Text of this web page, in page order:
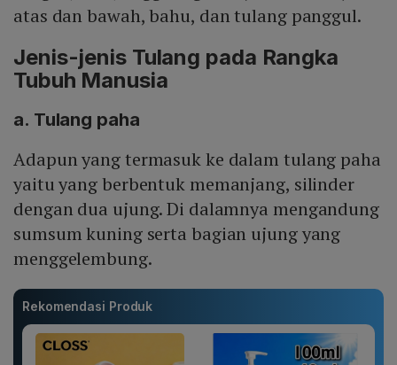
atas dan bawah, bahu, dan tulang panggul.
Jenis-jenis Tulang pada Rangka
Tubuh Manusia
a. Tulang paha
Adapun yang termasuk ke dalam tulang paha
yaitu yang berbentuk memanjang, silinder
dengan dua ujung. Di dalamnya mengandung
sumsum kuning serta bagian ujung yang
menggelembung.
Rekomendasi Produk